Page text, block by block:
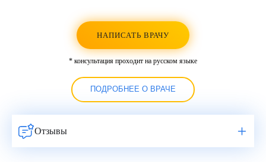
НАПИСАТЬ ВРАЧУ
* консультация проходит на русском языке
ПОДРОБНЕЕ О ВРАЧЕ
Отзывы